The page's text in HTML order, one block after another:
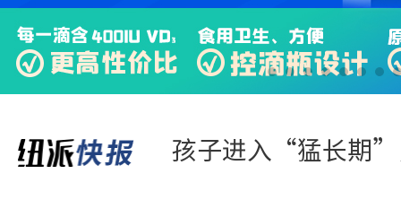
踏青游玩-好体质，